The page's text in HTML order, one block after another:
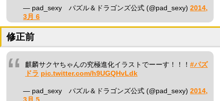
— pad_sexy パズル＆ドラゴンズ公式 (@pad_sexy)2014,
3月 6
修正前
麒麟サクヤちゃんの究極進化イラストでーーす！！！#パズ
ドラ pic.twitter.com/h9UGQHvLdk
— pad_sexy パズル＆ドラゴンズ公式 (@pad_sexy)2014,